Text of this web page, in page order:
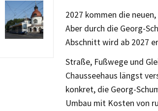
2027 kommen die
Aber durch die Georg-
Abschnitt wird ab 2027
Straße, Fußwege und
Chausseehaus längst
konkret, die Georg-
Umbau mit Kosten von